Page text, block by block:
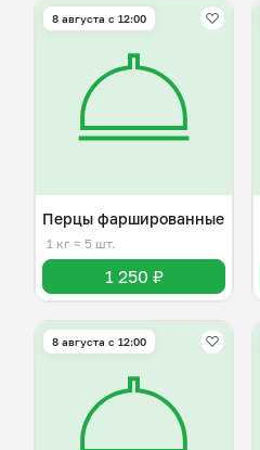
8 августа с 12:00
Перцы фаршированные
1 кг ≈ 5 шт.
1 250 ₽
8 августа с 12:00